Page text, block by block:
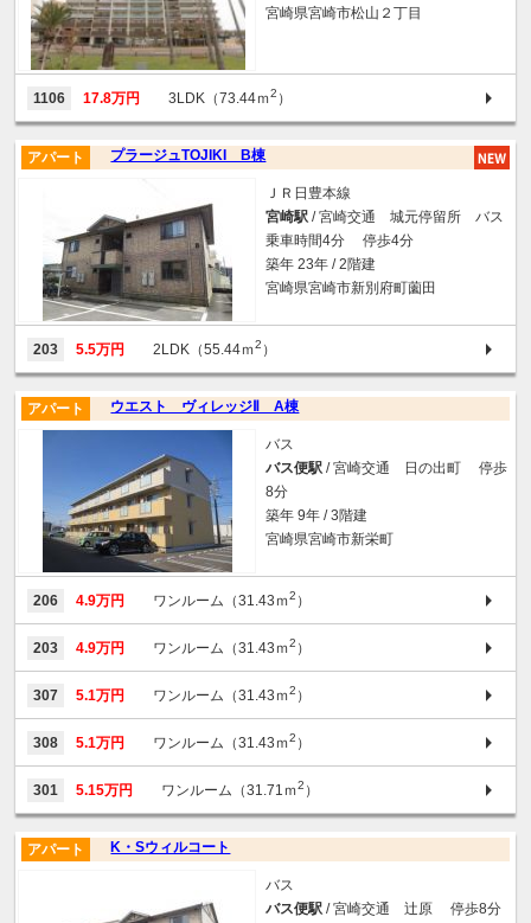
宮崎県宮崎市松山２丁目
1106 17.8万円 3LDK（73.44ｍ2 ）
プラージュTOJIKI B棟
アパート
ＪＲ日豊本線
宮崎駅 / 宮崎交通 城元停留所 バス
乗車時間4分 停歩4分
築年 23年 / 2階建
宮崎県宮崎市新別府町薗田
203 5.5万円 2LDK（55.44ｍ2 ）
ウエスト ヴィレッジⅡ A棟
アパート
バス
バス便駅 / 宮崎交通 日の出町 停歩
8分
築年 9年 / 3階建
宮崎県宮崎市新栄町
206 4.9万円 ワンルーム（31.43ｍ2 ）
203 4.9万円 ワンルーム（31.43ｍ2 ）
307 5.1万円 ワンルーム（31.43ｍ2 ）
308 5.1万円 ワンルーム（31.43ｍ2 ）
301 5.15万円 ワンルーム（31.71ｍ2 ）
K・Sウィルコート
アパート
バス
バス便駅 / 宮崎交通 辻原 停歩8分